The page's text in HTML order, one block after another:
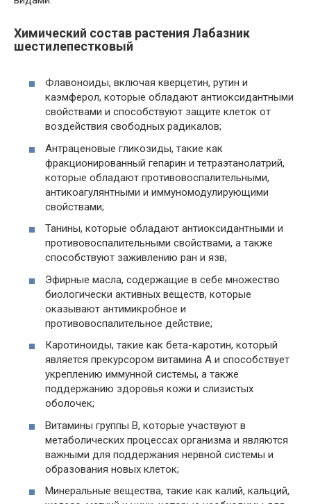
Химический состав растения Лабазник
шестилепестковый
Флавоноиды, включая кверцетин, рутин и
каэмферол, которые обладают антиоксидантными
свойствами и способствуют защите клеток от
воздействия свободных радикалов;
Антраценовые гликозиды, такие как
фракционированный гепарин и тетраэтанолатрий,
которые обладают противовоспалительными,
антикоагулянтными и иммуномодулирующими
свойствами;
Танины, которые обладают антиоксидантными и
противовоспалительными свойствами, а также
способствуют заживлению ран и язв;
Эфирные масла, содержащие в себе множество
биологически активных веществ, которые
оказывают антимикробное и
противовоспалительное действие;
Каротиноиды, такие как бета-каротин, который
является прекурсором витамина А и способствует
укреплению иммунной системы, а также
поддержанию здоровья кожи и слизистых
оболочек;
Витамины группы В, которые участвуют в
метаболических процессах организма и являются
важными для поддержания нервной системы и
образования новых клеток;
Минеральные вещества, такие как калий, кальций,